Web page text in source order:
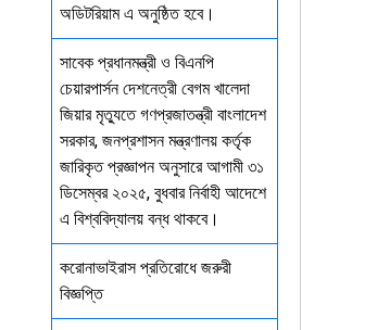
অডিটরিয়াম এ অনুষ্ঠিত হবে।
সাবেক প্রধানমন্ত্রী ও বিএনপি
চেয়ারপার্সন দেশনেত্রী বেগম খালেদা
জিয়ার মৃত্যুতে গণপ্রজাতন্ত্রী বাংলাদেশ
সরকার, জনপ্রশাসন মন্ত্রণালয় কর্তৃক
জারিকৃত প্রজ্ঞাপন অনুসারে আগামী ৩১
ডিসেম্বর ২০২৫, বুধবার নির্বাহী আদেশে
এ বিশ্ববিদ্যালয় বন্ধ থাকবে।
করোনাভাইরাস প্রতিরোধে জরুরী
বিজ্ঞপ্তি